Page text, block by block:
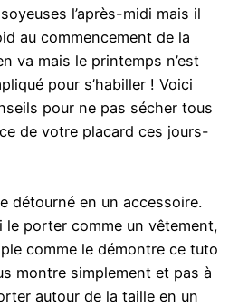
l’après-midi mais il
au commencement de la
va mais le printemps n’est
pour s’habiller ! Voici
pour ne pas sécher tous
de votre placard ces jours-
détourné en un accessoire.
le porter comme un vêtement,
comme le démontre ce tuto
montre simplement et pas à
autour de la taille en un